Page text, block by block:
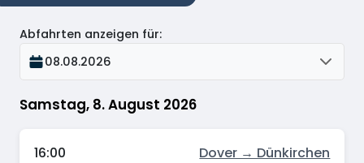
Samstag, 8. August 2026
Abfahrten anzeigen für:
08.08.2026
16:00 Dover → Dünkirchen